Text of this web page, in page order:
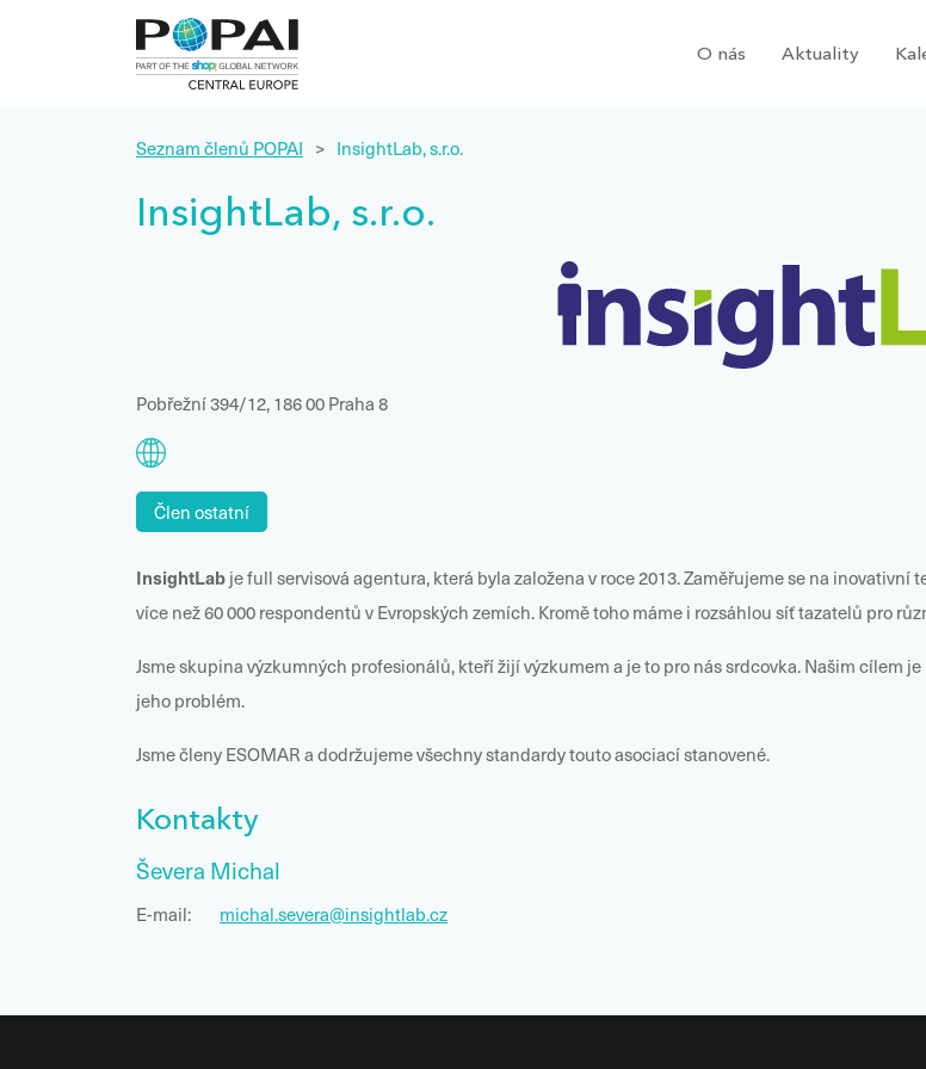
O nás Aktuality
Seznam členů POPAI > InsightLab, s.r.o.
InsightLab, s.r.o.
Pobřežní 394/12, 186 00 Praha 8
Člen ostatní
InsightLab je full servisová agentura, která byla založena v roce 2013. Zaměřujeme se na
více než 60 000 respondentů v Evropských zemích. Kromě toho máme i rozsáhlou síť tazatelů pro
Jsme skupina výzkumných profesionálů, kteří žijí výzkumem a je to pro nás srdcovka. Našim cílem
jeho problém.
Jsme členy ESOMAR a dodržujeme všechny standardy touto asociací stanovené.
Kontakty
Ševera Michal
E-mail: michal.severa@insightlab.cz